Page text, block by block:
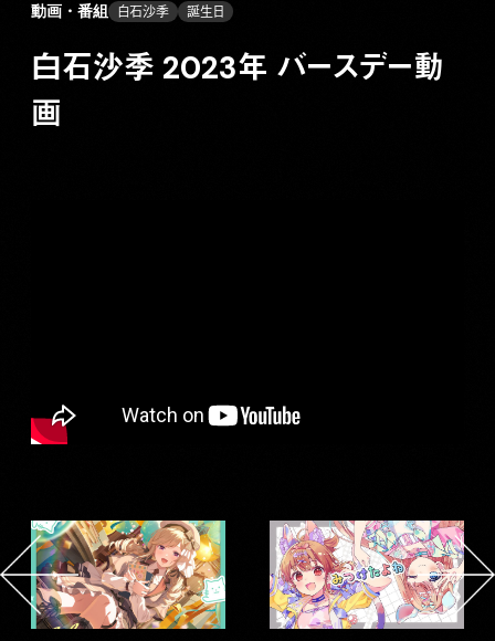
動画・番組 白石沙季 誕生日
白石沙季 2023年 バースデー動
画